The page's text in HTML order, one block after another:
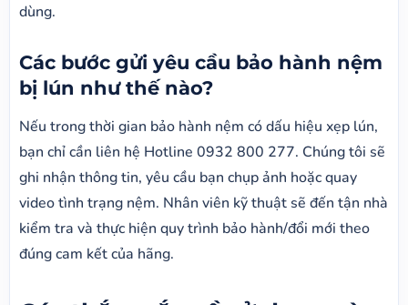
dùng.
Các bước gửi yêu cầu bảo hành nệm
bị lún như thế nào?
Nếu trong thời gian bảo hành nệm có dấu hiệu xẹp lún,
bạn chỉ cần liên hệ Hotline 0932 800 277. Chúng tôi sẽ
ghi nhận thông tin, yêu cầu bạn chụp ảnh hoặc quay
video tình trạng nệm. Nhân viên kỹ thuật sẽ đến tận nhà
kiểm tra và thực hiện quy trình bảo hành/đổi mới theo
đúng cam kết của hãng.